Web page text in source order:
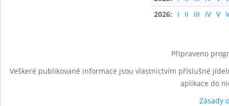
2026:
I II III IV V
Připraveno
Veškeré publikované informace jsou vlastnictvím příslušné
aplikace do
Zásady